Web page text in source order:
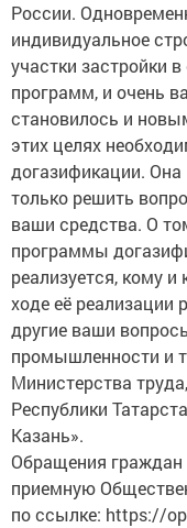
России.
индивидуальное
участки застройки
программ, и очень
становилось и
этих целях
догазификации.
только решить
ваши средства. О
программы
реализуется, кому
ходе её реализации
другие ваши
промышленности и
Министерства
Республики
Казань».
Обращения граждан
приемную
по ссылке: https://